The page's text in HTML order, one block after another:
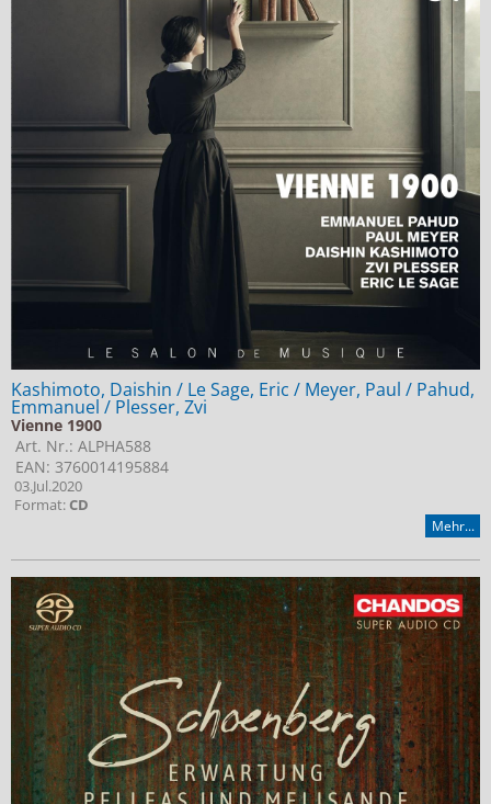
Kashimoto, Daishin / Le Sage, Eric / Meyer, Paul / Pahud,
Emmanuel / Plesser, Zvi
Vienne 1900
Art. Nr.: ALPHA588
EAN: 3760014195884
03.Jul.2020
Format:CD
Mehr...